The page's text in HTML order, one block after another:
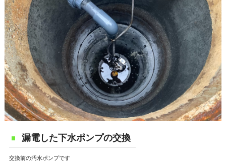
漏電した下水ポンプの交換
交換前の汚水ポンプです